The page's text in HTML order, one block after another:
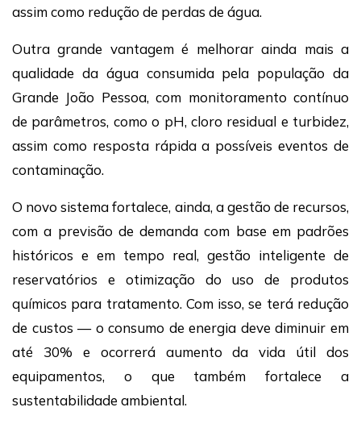
assim como redução de perdas de água.
Outra grande vantagem é melhorar ainda mais a
qualidade da água consumida pela população da
Grande João Pessoa, com monitoramento contínuo
de parâmetros, como o pH, cloro residual e turbidez,
assim como resposta rápida a possíveis eventos de
contaminação.
O novo sistema fortalece, ainda, a gestão de recursos,
com a previsão de demanda com base em padrões
históricos e em tempo real, gestão inteligente de
reservatórios e otimização do uso de produtos
químicos para tratamento. Com isso, se terá redução
de custos — o consumo de energia deve diminuir em
até 30% e ocorrerá aumento da vida útil dos
equipamentos, o que também fortalece a
sustentabilidade ambiental.